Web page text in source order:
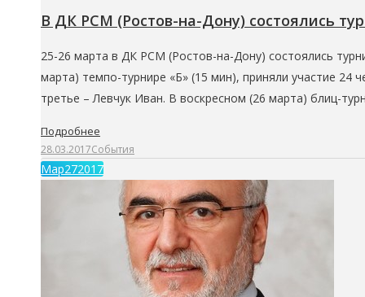
В ДК РСМ (Ростов-на-Дону) состоялись
25-26 марта в ДК РСМ (Ростов-на-Дону) состоялись
марта) темпо-турнире «Б» (15 мин), приняли участие
третье – Левчук Иван. В воскресном (26 марта) блиц-
Подробнее
28.03.2017События
Мар272017